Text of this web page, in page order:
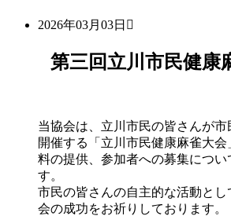
2026年03月03日
第三回立川市民健康
当協会は、立川市民の皆さんが
開催する「立川市民健康麻雀大
料の提供、参加者への募集につい
す。
市民の皆さんの自主的な活動と
会の成功をお祈りしております。